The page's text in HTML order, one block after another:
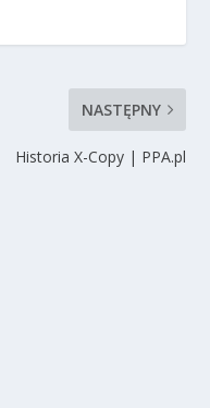
NASTĘPNY
Historia X-Copy | PPA.pl